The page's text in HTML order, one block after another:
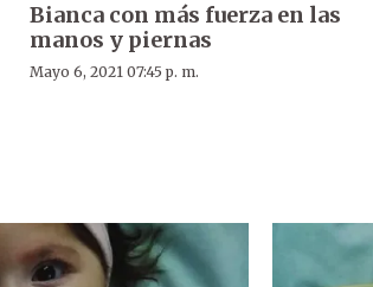
Bianca con más fuerza en las
manos y piernas
Mayo 6, 2021 07:45 p. m.